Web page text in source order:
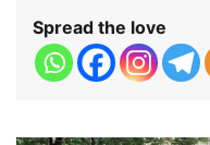
Spread the love